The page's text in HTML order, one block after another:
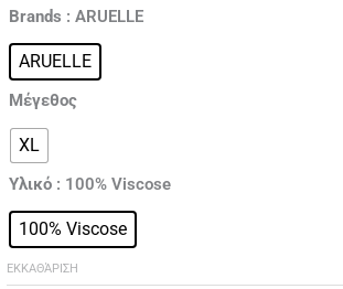
Brands : ARUELLE
ARUELLE
Μέγεθος
XL
Υλικό : 100% Viscose
100% Viscose
ΕΚΚΑΘΆΡΙΣΗ
ARUELLE
Eden
nightdress
ποσότητα